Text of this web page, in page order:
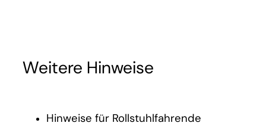
Weitere Hinweise
Hinweise für Rollstuhlfahrende